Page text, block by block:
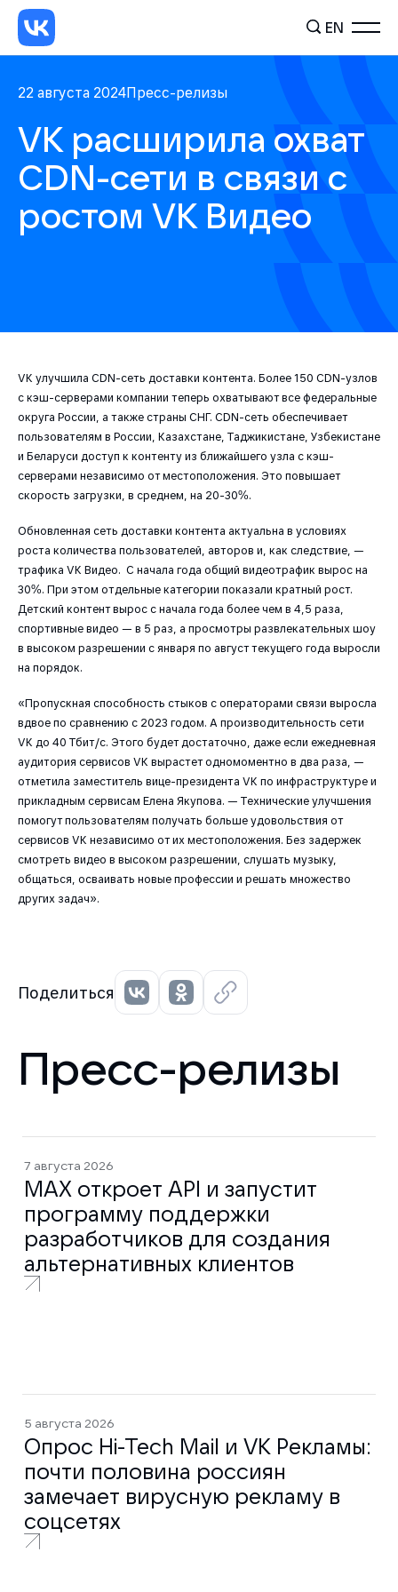
EN
22 августа 2024Пресс-релизы
VK расширила охват
CDN-сети в связи с
ростом VK Видео
VK улучшила CDN-сеть доставки контента. Более 150 CDN-узлов
с кэш-серверами компании теперь охватывают все федеральные
округа России, а также страны СНГ. CDN-сеть обеспечивает
пользователям в России, Казахстане, Таджикистане, Узбекистане
и Беларуси доступ к контенту из ближайшего узла с кэш-
серверами независимо от местоположения. Это повышает
скорость загрузки, в среднем, на 20-30%.
Обновленная сеть доставки контента актуальна в условиях
роста количества пользователей, авторов и, как следствие, —
трафика VK Видео. С начала года общий видеотрафик вырос на
30%. При этом отдельные категории показали кратный рост.
Детский контент вырос с начала года более чем в 4,5 раза,
спортивные видео — в 5 раз, а просмотры развлекательных шоу
в высоком разрешении с января по август текущего года выросли
на порядок.
«Пропускная способность стыков с операторами связи выросла
вдвое по сравнению с 2023 годом. А производительность сети
VK до 40 Тбит/с. Этого будет достаточно, даже если ежедневная
аудитория сервисов VK вырастет одномоментно в два раза, —
отметила заместитель вице-президента VK по инфраструктуре и
прикладным сервисам Елена Якупова. — Технические улучшения
помогут пользователям получать больше удовольствия от
сервисов VK независимо от их местоположения. Без задержек
смотреть видео в высоком разрешении, слушать музыку,
общаться, осваивать новые профессии и решать множество
других задач».
Поделиться
Пресс-релизы
7 августа 2026
MAX откроет API и запустит
программу поддержки
разработчиков для создания
альтернативных клиентов
5 августа 2026
Опрос Hi-Tech Mail и VK Рекламы:
почти половина россиян
замечает вирусную рекламу в
соцсетях